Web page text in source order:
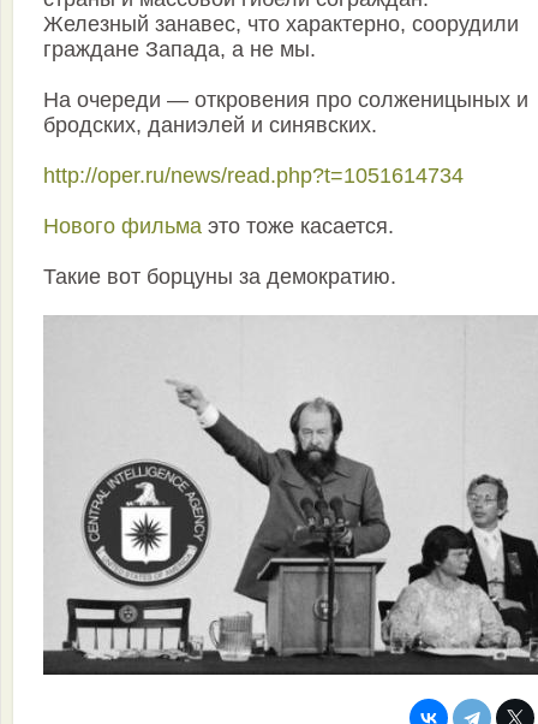
Железный занавес, что характерно, соорудили
граждане Запада, а не мы.
На очереди — откровения про солженицыных и
бродских, даниэлей и синявских.
http://oper.ru/news/read.php?t=1051614734
Нового фильма это тоже касается.
Такие вот борцуны за демократию.